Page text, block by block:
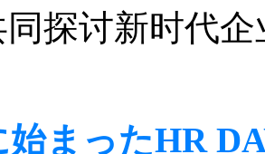
探讨新时代
始まったHR